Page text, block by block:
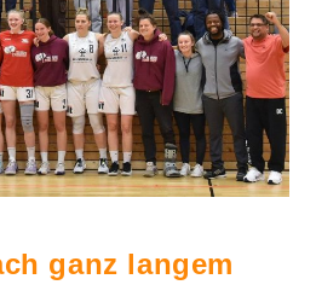
ganz langem